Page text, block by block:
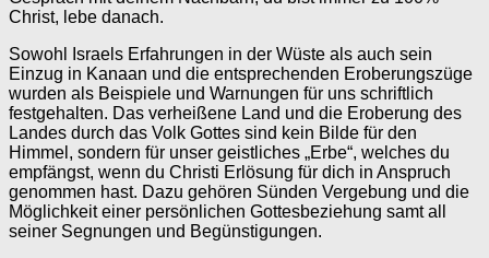
Christ, lebe danach.
Sowohl Israels Erfahrungen in der Wüste als auch sein
Einzug in Kanaan und die entsprechenden Eroberungszüge
wurden als Beispiele und Warnungen für uns schriftlich
festgehalten. Das verheißene Land und die Eroberung des
Landes durch das Volk Gottes sind kein Bilde für den
Himmel, sondern für unser geistliches „Erbe“, welches du
empfängst, wenn du Christi Erlösung für dich in Anspruch
genommen hast. Dazu gehören Sünden Vergebung und die
Möglichkeit einer persönlichen Gottesbeziehung samt all
seiner Segnungen und Begünstigungen.